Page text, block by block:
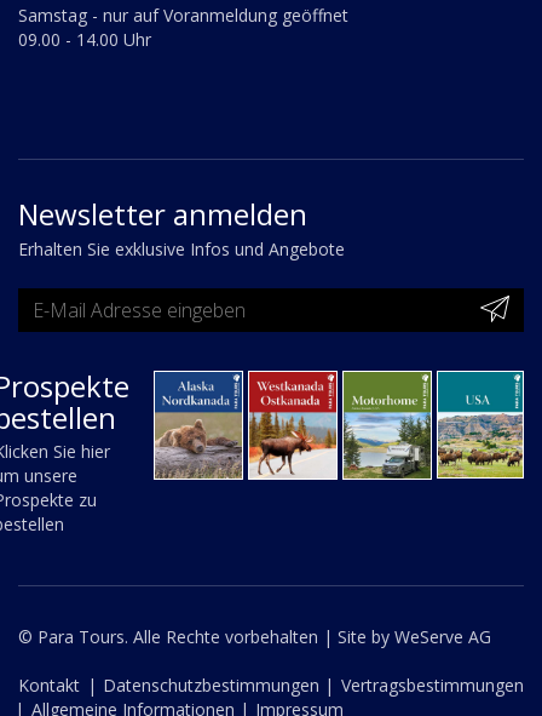
Samstag - nur auf Voranmeldung geöffnet
09.00 - 14.00 Uhr
Newsletter anmelden
Erhalten Sie exklusive Infos und Angebote
Sie hier
unsere
zu
© Para Tours. Alle Rechte vorbehalten | Site by WeServe AG
Kontakt | Datenschutzbestimmungen | Vertragsbestimmungen
| Allgemeine Informationen | Impressum